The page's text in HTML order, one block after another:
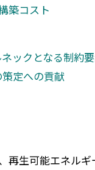
築コスト
ックとなる制約
定への貢献
生可能エネルギ